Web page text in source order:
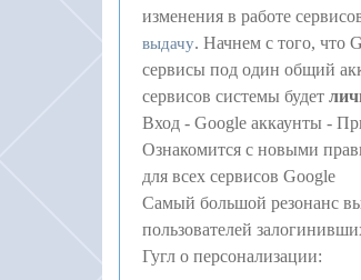
изменения в работе
выдачу. Начнем с того, что
сервисы под один общий
сервисов системы будет
Вход - Google аккаунты -
Ознакомится с новыми
для всех сервисов Google
Самый большой резонанс
пользователей
Гугл о персонализации: